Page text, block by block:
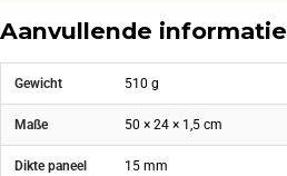
Aanvullende informatie
Gewicht 510 g
Maße 50 × 24 × 1,5 cm
Dikte paneel 15 mm